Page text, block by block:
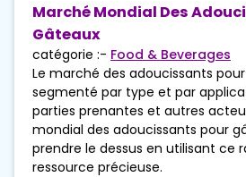
Marché Mondial Des
Gâteaux
catégorie :- Food & Beverages
Le marché des adoucissants
segmenté par type et par
parties prenantes et autres
mondial des adoucissants pour
prendre le dessus en utilisant ce
ressource précieuse.